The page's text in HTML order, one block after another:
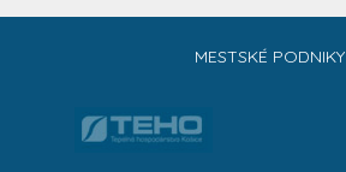
MESTSKÉ PODNIKY